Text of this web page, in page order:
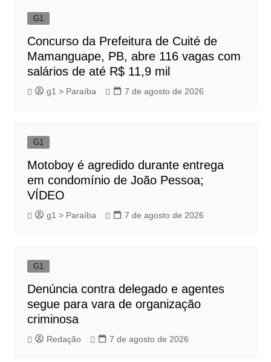
G1
Concurso da Prefeitura de Cuité de
Mamanguape, PB, abre 116 vagas com
salários de até R$ 11,9 mil
g1 > Paraíba 7 de agosto de 2026
G1
Motoboy é agredido durante entrega
em condomínio de João Pessoa;
VÍDEO
g1 > Paraíba 7 de agosto de 2026
G1
Denúncia contra delegado e agentes
segue para vara de organização
criminosa
Redação 7 de agosto de 2026